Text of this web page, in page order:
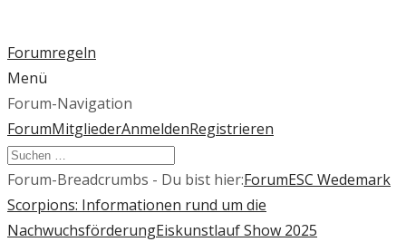
Forumregeln
Menü
Forum-Navigation
ForumMitgliederAnmeldenRegistrieren
Forum-Breadcrumbs - Du bist hier:ForumESC Wedemark
Scorpions: Informationen rund um die
NachwuchsförderungEiskunstlauf Show 2025